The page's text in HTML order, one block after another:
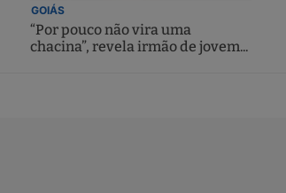
GOIÁS
“Por pouco não vira uma
chacina”, revela irmão de jovem...